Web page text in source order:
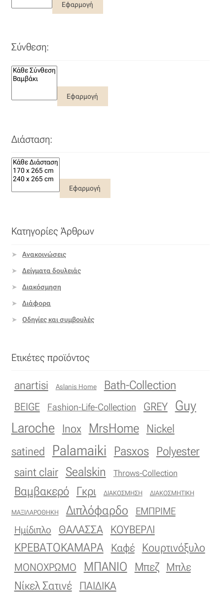
Εφαρμογή
Σύνθεση:
Εφαρμογή
Διάσταση:
Εφαρμογή
Κατηγορίες Άρθρων
Ανακοινώσεις
Δείγματα δουλειάς
Διακόσμηση
Διάφορα
Οδηγίες και συμβουλές
Ετικέτες προϊόντος
anartisi Aslanis Home Bath-Collection
BEIGE Fashion-Life-Collection GREY
Guy
Laroche
Inox MrsHome
Nickel
satined
Palamaiki Pasxos Polyester
saint clair Sealskin Throws-Collection
Βαμβακερό Γκρι ΔΙΑΚΟΣΜΗΣΗ ΔΙΑΚΟΣΜΗΤΙΚΗ
ΜΑΞΙΛΑΡΟΘΗΚΗ Διπλόφαρδο
ΕΜΠΡΙΜΕ
Ημίδιπλο
ΘΑΛΑΣΣΑ ΚΟΥΒΕΡΛΙ
ΚΡΕΒΑΤΟΚΑΜΑΡΑ Καφέ Κουρτινόξυλο
ΜΟΝΟΧΡΩΜΟ ΜΠΑΝΙΟ Μπεζ Μπλε
Νίκελ Σατινέ ΠΑΙΔΙΚΑ